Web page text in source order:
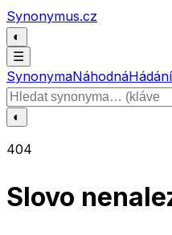
Přeskočit na obsah
Synonymus.cz
◐
☰
SynonymaNáhodnáHádání
Hledat slovo
◐
404
Slovo